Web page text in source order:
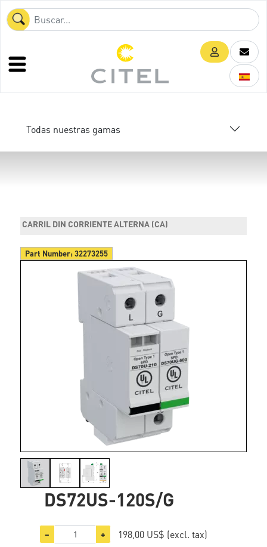
Todas nuestras gamas
CARRIL DIN CORRIENTE ALTERNA (CA)
Part Number:32273255
DS72US-120S/G
− + 198,00 US$ (excl. tax)